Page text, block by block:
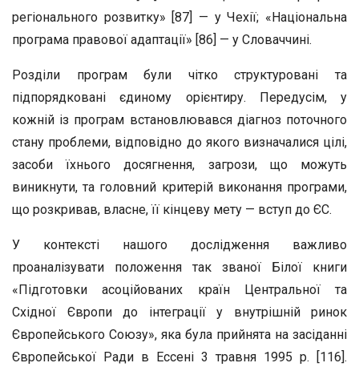
регіонального розвитку» [87] — у Чехії; «Національна
програма правової адаптації» [86] — у Словаччині.
Розділи програм були чітко структуровані та
підпорядковані єдиному орієнтиру. Передусім, у
кожній із програм встановлювався діагноз поточного
стану проблеми, відповідно до якого визначалися цілі,
засоби їхнього досягнення, загрози, що можуть
виникнути, та головний критерій виконання програми,
що розкривав, власне, її кінцеву мету — вступ до ЄС.
У контексті нашого дослідження важливо
проаналізувати положення так званої Білої книги
«Підготовки асоційованих країн Центральної та
Східної Європи до інтеграції у внутрішній ринок
Європейського Союзу», яка була прийнята на засіданні
Європейської Ради в Ессені 3 травня 1995 р. [116].